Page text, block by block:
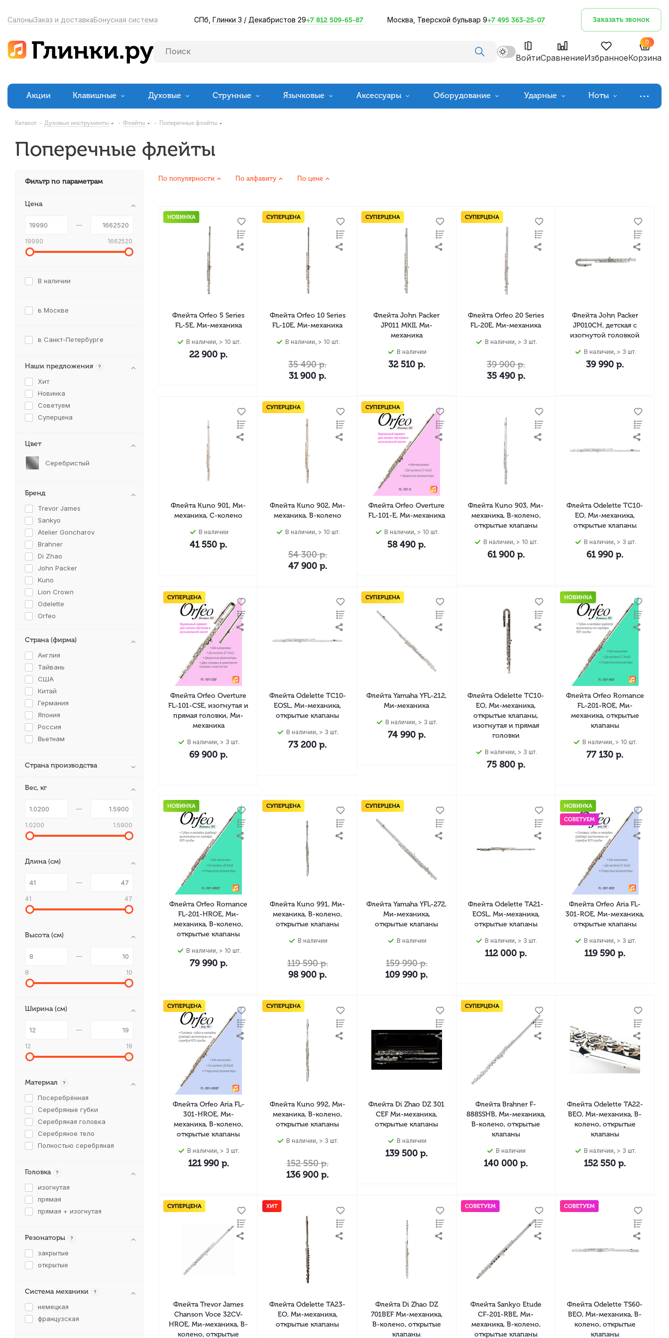
СалоныЗаказ и доставкаБонусная система СПб, Глинки 3 / Декабристов 29+7 812 509-65-87 Москва, Тверской бульвар 9+7 495 363-25-07 Заказать звонок
ВойтиСравнениеИзбранное
0
Корзина
Акции Клавишные Духовые Струнные Язычковые Аксессуары Оборудование Ударные Ноты
Каталог - Духовые инструменты - Флейты - Поперечные флейты
Поперечные флейты
По популярности По алфавиту По цене
Флейта Orfeo 5 Series
FL-5E, Ми-механика
В наличии, > 10 шт.
22 900 р.
Флейта Orfeo 10 Series
FL-10E, Ми-механика
В наличии, > 10 шт.
31 900 р.
35 490р.
Флейта John Packer
JP011 MKII, Ми-
механика
В наличии
32 510р.
Флейта Orfeo 20 Series
FL-20E, Ми-механика
В наличии, > 3 шт.
35 490р.
39 900р.
Флейта John Packer
JP010CH, детская с
изогнутой головкой
В наличии, > 3 шт.
39 990 р.
Флейта Kuno 901, Ми-
механика, C-колено
В наличии
41 550 р.
Флейта Kuno 902, Ми-
механика, B-колено
В наличии, > 10 шт.
47 900р.
54 300р.
Флейта Orfeo Overture
FL-101-E, Ми-механика
В наличии, > 10 шт.
58 490 р.
Флейта Kuno 903, Ми-
механика, B-колено,
открытые клапаны
В наличии, > 10 шт.
61 900р.
Флейта Odelette TC10-
EO, Ми-механика,
открытые клапаны
В наличии, > 3 шт.
61 990 р.
Флейта Orfeo Overture
FL-101-CSE, изогнутая и
прямая головки, Ми-
механика
В наличии, > 3 шт.
69 900 р.
Флейта Odelette TC10-
EOSL, Ми-механика,
открытые клапаны
В наличии, > 3 шт.
73 200 р.
Флейта Yamaha YFL-212,
Ми-механика
В наличии, > 3 шт.
74 990р.
Флейта Odelette TC10-
EO, Ми-механика,
открытые клапаны,
изогнутая и прямая
головки
В наличии, > 3 шт.
75 800р.
Флейта Orfeo Romance
FL-201-ROE, Ми-
механика, открытые
клапаны
В наличии, > 10 шт.
77 130 р.
Флейта Orfeo Romance
FL-201-HROE, Ми-
механика, B-колено,
открытые клапаны
В наличии, > 10 шт.
79 990р.
Флейта Kuno 991, Ми-
механика, B-колено,
открытые клапаны
В наличии
98 900 р.
119 590р.
Флейта Yamaha YFL-272,
Ми-механика,
открытые клапаны
В наличии
109 990 р.
159 990р.
Флейта Odelette TA21-
EOSL, Ми-механика,
открытые клапаны
В наличии, > 3 шт.
112 000 р.
Флейта Orfeo Aria FL-
301-ROE, Ми-механика,
открытые клапаны
В наличии, > 3 шт.
119 590 р.
Флейта Orfeo Aria FL-
301-HROE, Ми-
механика, B-колено,
открытые клапаны
В наличии, > 3 шт.
121 990р.
Флейта Kuno 992, Ми-
механика, B-колено,
открытые клапаны
В наличии, > 3 шт.
136 900 р.
152 550р.
Флейта Di Zhao DZ 301
CEF Ми-механика,
открытые клапаны
В наличии
139 500 р.
Флейта Brahner F-
888SSHB, Ми-механика,
B-колено, открытые
клапаны
В наличии
140 000 р.
Флейта Odelette TA22-
BEO, Ми-механика, B-
колено, открытые
клапаны
В наличии, > 3 шт.
152 550 р.
Флейта Trevor James
Chanson Voce 32CV-
HROE, Ми-механика, B-
колено, открытые
Флейта Odelette TA23-
EO, Ми-механика,
открытые клапаны
Флейта Di Zhao DZ
701BEF Ми-механика,
B-колено, открытые
клапаны
Флейта Sankyo Etude
CF-201-RBE, Ми-
механика, B-колено,
открытые клапаны
Флейта Odelette TS60-
BEO, Ми-механика, B-
колено, открытые
клапаны
Фильтр по параметрам
Цена
19990 1662520
В наличии
в Москве
в Санкт-Петербурге
Наши предложения ?
Хит
Новинка
Советуем
Суперцена
Цвет
Серебристый
Бренд
Trevor James
Sankyo
Atelier Goncharov
Brahner
Di Zhao
John Packer
Kuno
Lion Crown
Odelette
Orfeo
Yamaha
Страна (фирма)
Англия
Тайвань
США
Китай
Германия
Япония
Россия
Вьетнам
Страна производства
Вес, кг
1.0200 1.5900
Длина (см)
41 47
Высота (см)
8 10
Ширина (см)
12 19
Материал ?
Посеребрённая
Серебряные губки
Серебряная головка
Серебряное тело
Полностью серебряная
Головка ?
изогнутая
прямая
прямая + изогнутая
Резонаторы ?
закрытые
открытые
Система механики ?
немецкая
французская